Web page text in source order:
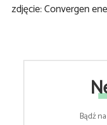
zdjęcie: Convergen
Bądź